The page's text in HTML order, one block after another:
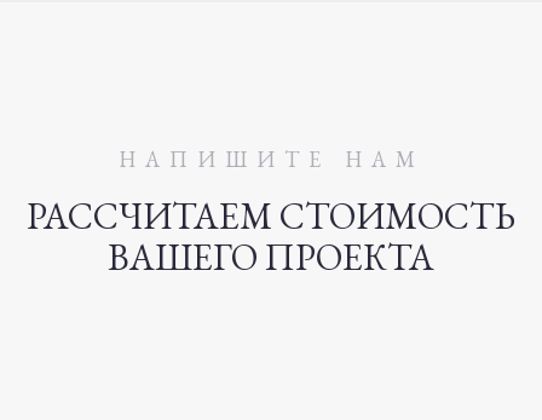
НАПИШИТЕ НАМ
РАССЧИТАЕМ СТОИМОСТЬ
ВАШЕГО ПРОЕКТА